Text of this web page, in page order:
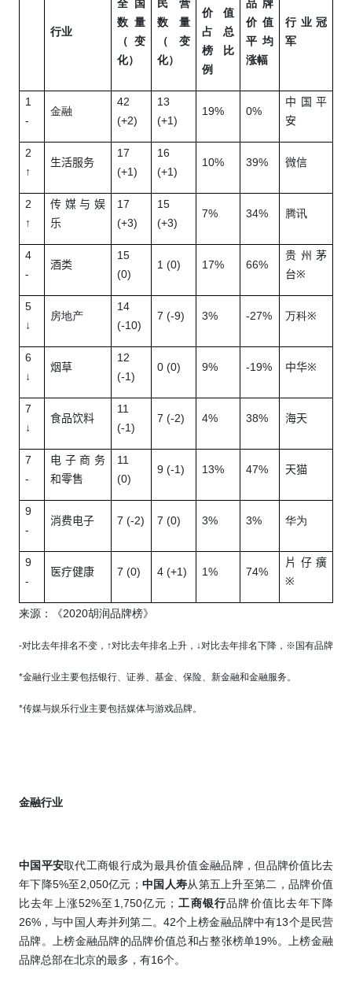
行业
全国
数量
（变
化）
民营
数量
（变
化）
价值
占总
榜比
例
品牌
价值
平均
涨幅
行业冠
军
1
-
金融
42
(+2)
13
(+1)
19% 0%
中国平
安
2
↑
生活服务
17
(+1)
16
(+1)
10% 39% 微信
2
↑
传媒与娱
乐
17
(+3)
15
(+3)
7% 34% 腾讯
4
-
酒类
15
(0)
1 (0) 17% 66%
贵州茅
台※
5
↓
房地产
14
(-10)
7 (-9) 3% -27% 万科※
6
↓
烟草
12
(-1)
0 (0) 9% -19% 中华※
7
↓
食品饮料
11
(-1)
7 (-2) 4% 38% 海天
7
-
电子商务
和零售
11
(0)
9 (-1) 13% 47% 天猫
9
-
消费电子 7 (-2) 7 (0) 3% 3% 华为
9
-
医疗健康 7 (0) 4 (+1) 1% 74%
片仔癀
※
来源：《2020胡润品牌榜》
-对比去年排名不变， ↑对比去年排名上升， ↓对比去年排名下降， ※国有品牌
*金融行业主要包括银行、证券、基金、保险、新金融和金融服务。
*传媒与娱乐行业主要包括媒体与游戏品牌。
金融行业
中国平安取代工商银行成为最具价值金融品牌，但品牌价值比去
年下降5%至 2,050亿元； 中国人寿从第五上升至第二，品牌价值
比去年上涨52%至 1,750亿元； 工商银行品牌价值比去年下降
26% ，与中国人寿并列第二。 42个上榜金融品牌中有13个是民营
品牌。上榜金融品牌的品牌价值总和占整张榜单19%。上榜金融
品牌总部在北京的最多，有16个。